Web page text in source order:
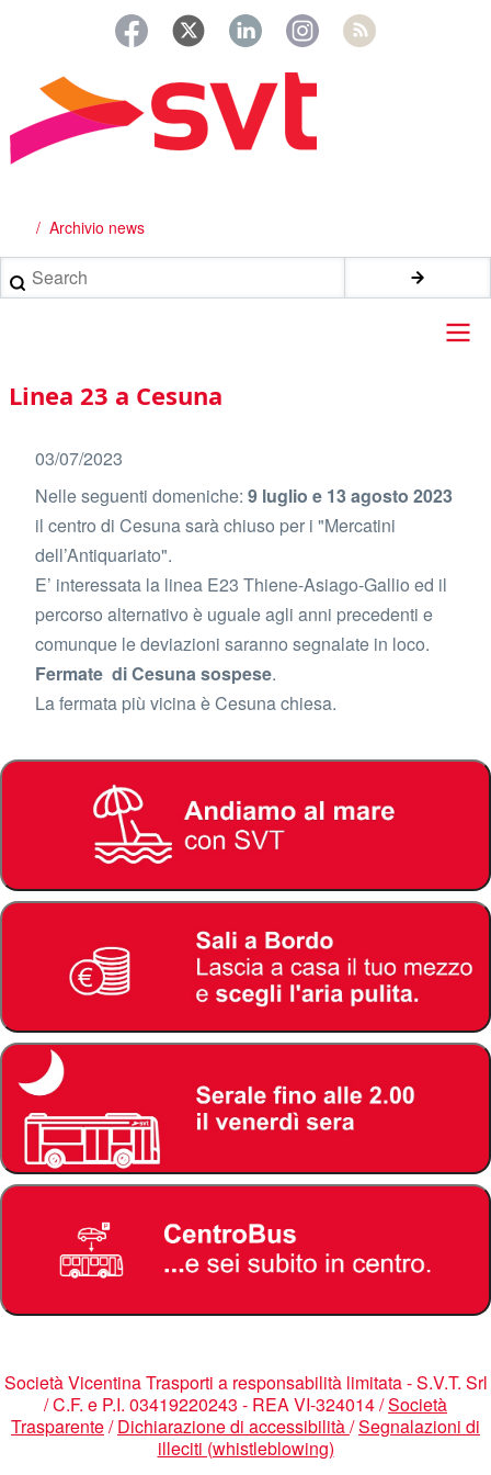
principale
Briciole
di
pane
Archivio news
Search
Main
navigation
Linea 23 a Cesuna
03/07/2023
Nelle seguenti domeniche: 9 luglio e 13 agosto 2023
il centro di Cesuna sarà chiuso per i "Mercatini
dell’Antiquariato".
E’ interessata la linea E23 Thiene-Asiago-Gallio ed il
percorso alternativo è uguale agli anni precedenti e
comunque le deviazioni saranno segnalate in loco.
Fermate di Cesuna sospese.
La fermata più vicina è Cesuna chiesa.
Società Vicentina Trasporti a responsabilità limitata - S.V.T. Srl
/ C.F. e P.I. 03419220243 - REA VI-324014 /Società
Trasparente/Dichiarazione di accessibilità/Segnalazioni di
illeciti (whistleblowing)